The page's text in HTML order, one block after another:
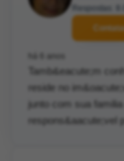
Respostas:
há 6 anos
Tamb&eacute;m
reside no
junto com sua familia
respons&aacute;vel